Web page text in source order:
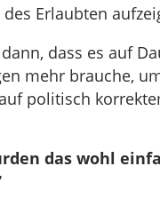
Erlaubten
dass es auf
mehr brauche,
politisch
das wohl